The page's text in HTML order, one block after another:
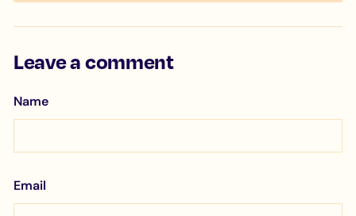
Leave a comment
Name
Email